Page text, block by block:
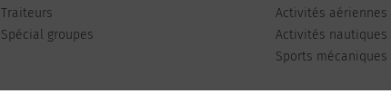
Traiteurs
Spécial groupes
Activités aériennes
Activités nautiques
Sports mécaniques